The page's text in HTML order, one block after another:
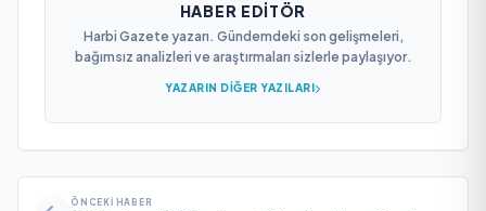
HABER EDITÖR
Harbi Gazete yazarı. Gündemdeki son gelişmeleri,
bağımsız analizleri ve araştırmaları sizlerle paylaşıyor.
YAZARIN DIĞER YAZILARI
ÖNCEKI HABER